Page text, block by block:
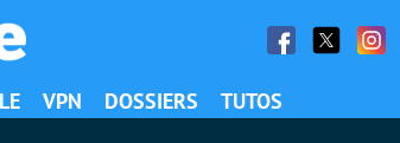
Facebook
Twitter
VPN DOSSIERS TUTOS